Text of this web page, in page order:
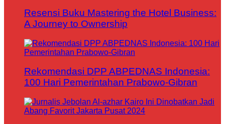
Resensi Buku Mastering the Hotel Business:
A Journey to Ownership
Rekomendasi DPP ABPEDNAS Indonesia:
100 Hari Pemerintahan Prabowo-Gibran